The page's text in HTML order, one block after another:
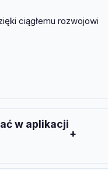
ciągłemu rozwojowi
w aplikacji